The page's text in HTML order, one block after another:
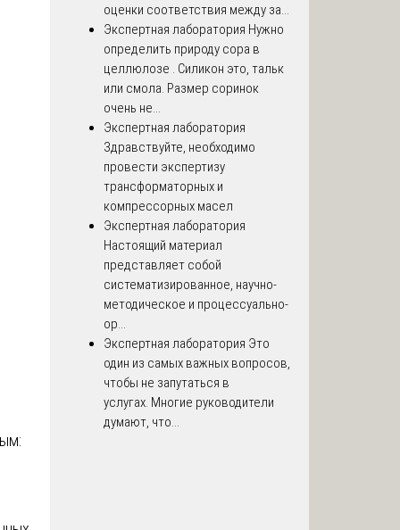
оценки соответствия между за...
Экспертная лаборатория Нужно
определить природу сора в
целлюлозе . Силикон это, тальк
или смола. Размер соринок
очень не...
Экспертная лаборатория
Здравствуйте, необходимо
провести экспертизу
трансформаторных и
компрессорных масел
Экспертная лаборатория
Настоящий материал
представляет собой
систематизированное, научно-
методическое и процессуально-
ор...
Экспертная лаборатория Это
один из самых важных вопросов,
чтобы не запутаться в
услугах. Многие руководители
думают, что...